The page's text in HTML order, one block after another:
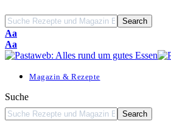
Font
Resizer
Aa
Font
Resizer
Aa
Magazin & Rezepte
Suche